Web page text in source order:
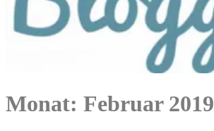
Monat: Februar 2019